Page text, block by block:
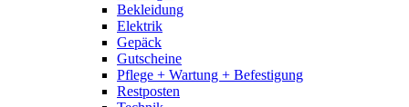
Bekleidung
Elektrik
Gepäck
Gutscheine
Pflege + Wartung + Befestigung
Restposten